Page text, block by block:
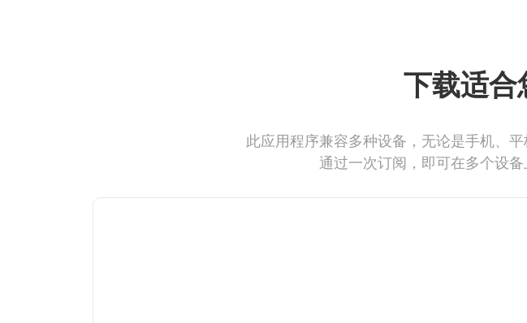
下载适合
此应用程序兼容多种设备，无论是手机、
通过一次订阅，即可在多个设